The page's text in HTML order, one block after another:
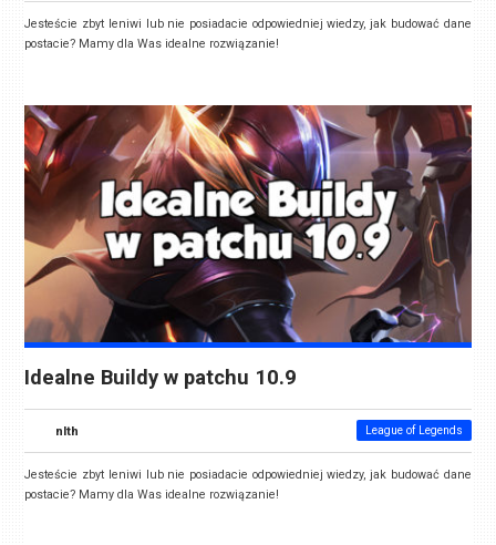
Jesteście zbyt leniwi lub nie posiadacie odpowiedniej wiedzy, jak budować dane
postacie? Mamy dla Was idealne rozwiązanie!
Idealne Buildy w patchu 10.9
nlth League of Legends
Jesteście zbyt leniwi lub nie posiadacie odpowiedniej wiedzy, jak budować dane
postacie? Mamy dla Was idealne rozwiązanie!